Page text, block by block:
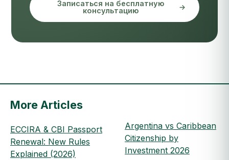
Записаться на бесплатную
консультацию
More Articles
ECCIRA & CBI Passport
Renewal: New Rules
Explained (2026)
Argentina vs Caribbean
Citizenship by
Investment 2026